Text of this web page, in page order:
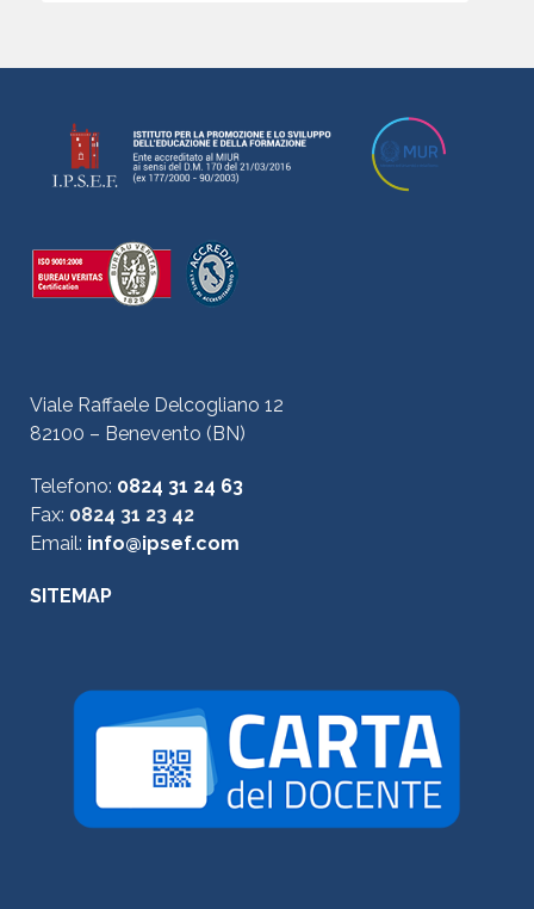
Viale Raffaele Delcogliano 12
82100 – Benevento (BN)
Telefono: 0824 31 24 63
Fax: 0824 31 23 42
Email: info@ipsef.com
SITEMAP